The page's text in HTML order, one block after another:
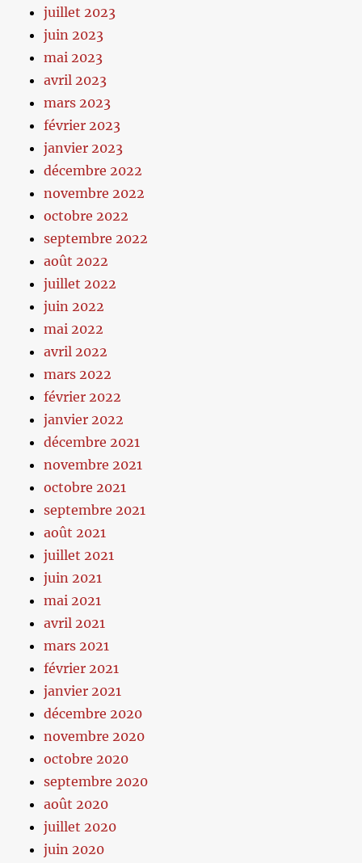
juillet 2023
juin 2023
mai 2023
avril 2023
mars 2023
février 2023
janvier 2023
décembre 2022
novembre 2022
octobre 2022
septembre 2022
août 2022
juillet 2022
juin 2022
mai 2022
avril 2022
mars 2022
février 2022
janvier 2022
décembre 2021
novembre 2021
octobre 2021
septembre 2021
août 2021
juillet 2021
juin 2021
mai 2021
avril 2021
mars 2021
février 2021
janvier 2021
décembre 2020
novembre 2020
octobre 2020
septembre 2020
août 2020
juillet 2020
juin 2020